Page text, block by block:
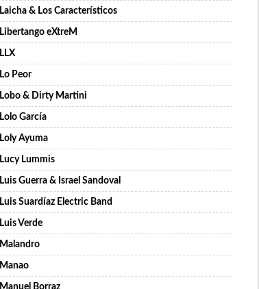
Laicha & Los Característicos
Libertango eXtreM
LLX
Lo Peor
Lobo & Dirty Martini
Lolo García
Loly Ayuma
Lucy Lummis
Luis Guerra & Israel Sandoval
Luis Suardíaz Electric Band
Luis Verde
Malandro
Manao
Manuel Borraz